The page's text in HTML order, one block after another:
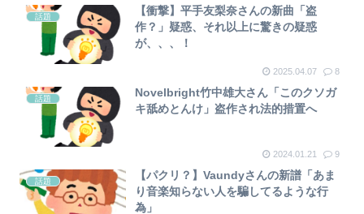
話題
【衝撃】平手友梨奈さんの新曲「盗
作？」疑惑、それ以上に驚きの疑惑
が、、、！
2025.04.07 8
話題
Novelbright竹中雄大さん「このクソガ
キ舐めとんけ」盗作され法的措置へ
2024.01.21 9
話題
【パクリ？】Vaundyさんの新譜「あま
り音楽知らない人を騙してるような行
為」